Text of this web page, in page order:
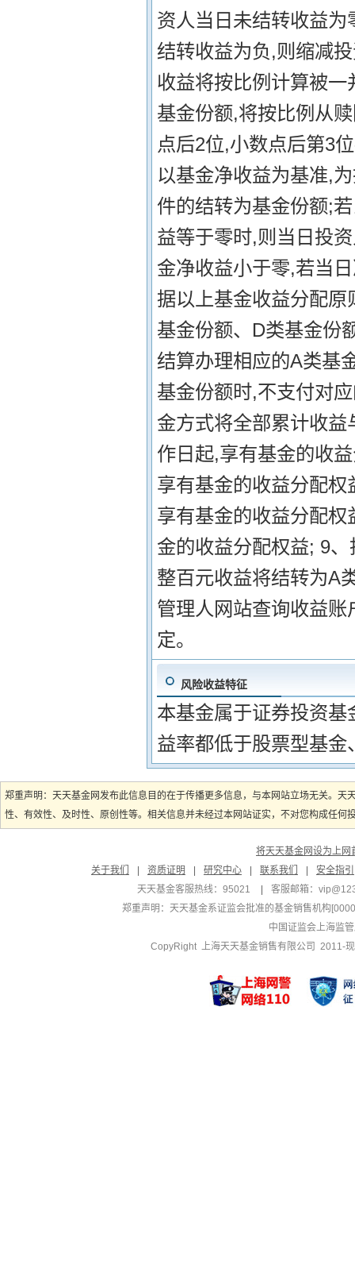
资人当日未结转收益
结转收益为负,则缩减
收益将按比例计算被
基金份额,将按比例从
点后2位,小数点后第3
以基金净收益为基准,
件的结转为基金份额;
益等于零时,则当日投
金净收益小于零,若当
据以上基金收益分配
基金份额、D类基金份
结算办理相应的A类基
基金份额时,不支付对
金方式将全部累计收
作日起,享有基金的收
享有基金的收益分配
享有基金的收益分配
金的收益分配权益; 9
整百元收益将结转为A
管理人网站查询收益
定。
风险收益特征
本基金属于证券投资
益率都低于股票型基
郑重声明：天天基金网发布此信息目的在于传播更多信息，与本网站立场无关。
性、有效性、及时性、原创性等。相关信息并未经过本网站证实，不对您构成任
将天天基金网设为上网
关于我们
资质证明 研究中心 联系我们
安全指引
天天基金客服热线：95021
客服邮箱：
郑重声明： 天天基金系证监会批准的基金销售机构
中国证监会上海监
CopyRight 上海天天基金销售有限公司 2011-